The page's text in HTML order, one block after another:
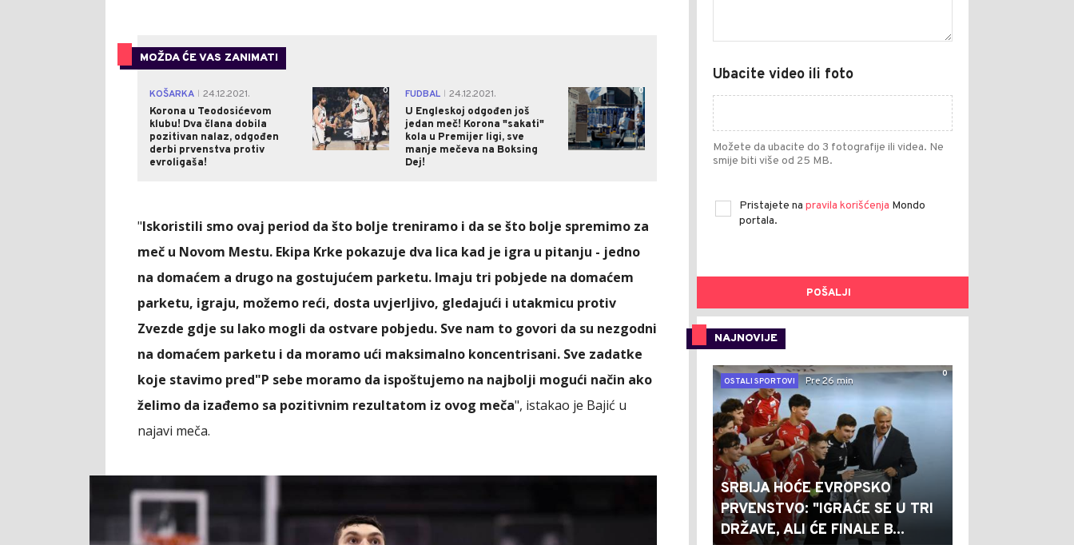
MOŽDA ĆE VAS ZANIMATI
KOŠARKA
24.12.2021.
Korona u Teodosićevom
klubu! Dva člana dobila
pozitivan nalaz, odgođen
derbi prvenstva protiv
evroligaša!
0 FUDBAL
24.12.2021.
U Engleskoj odgođen još
jedan meč! Korona "sakati"
kola u Premijer ligi, sve
manje mečeva na Boksing
Dej!
0
"Iskoristili smo ovaj period da što bolje treniramo i da se što bolje spremimo za
meč u Novom Mestu. Ekipa Krke pokazuje dva lica kad je igra u pitanju - jedno
na domaćem a drugo na gostujućem parketu. Imaju tri pobjede na domaćem
parketu, igraju, možemo reći, dosta uvjerljivo, gledajući i utakmicu protiv
Zvezde gdje su lako mogli da ostvare pobjedu. Sve nam to govori da su nezgodni
na domaćem parketu i da moramo ući maksimalno koncentrisani. Sve zadatke
koje stavimo pred"P sebe moramo da ispoštujemo na najbolji mogući način ako
želimo da izađemo sa pozitivnim rezultatom iz ovog meča", istakao je Bajić u
najavi meča.
Ubacite video ili foto
Možete da ubacite do 3 fotografije ili videa. Ne
smije biti više od 25 MB.
Pristajete na pravila korišćenja Mondo
portala.
POŠALJI
NAJNOVIJE
0
OSTALI SPORTOVI
Pre 26 min
SRBIJA HOĆE EVROPSKO
PRVENSTVO: "IGRAĆE SE U TRI
DRŽAVE, ALI ĆE FINALE B...